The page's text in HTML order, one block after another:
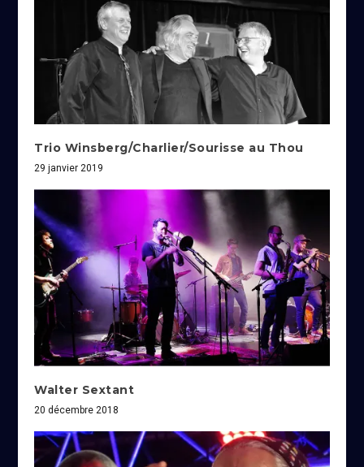
Trio Winsberg/Charlier/Sourisse au Thou
29 janvier 2019
Walter Sextant
20 décembre 2018